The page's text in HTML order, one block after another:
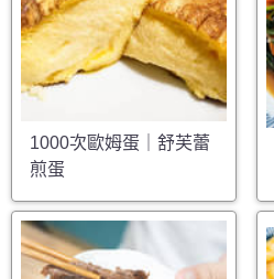
1000次歐姆蛋｜舒芙蕾
煎蛋